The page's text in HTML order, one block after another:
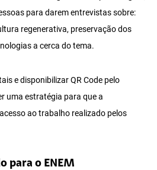
para darem entrevistas sobre:
regenerativa, preservação dos
a cerca do tema.
e disponibilizar QR Code pelo
uma estratégia para que a
ao trabalho realizado pelos
para o ENEM